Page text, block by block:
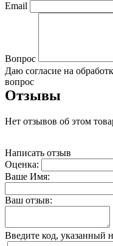
Email
Вопрос
Даю согласие на
вопрос
Отзывы
Нет отзывов об этом
Написать отзыв
Оценка:
Ваше Имя:
Ваш отзыв:
Введите код, указанный